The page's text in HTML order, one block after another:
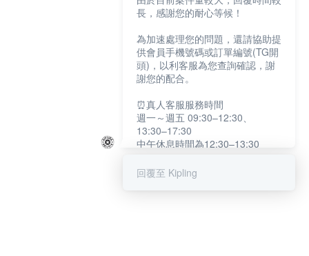
長，感謝您的耐心等候！
為加速處理您的問題，還請協助提
供會員手機號碼或訂單編號(TG開
頭)，以利客服為您查詢確認，謝
謝您的配合。
⏰真人客服服務時間
週一～週五 09:30–12:30、
13:30–17:30
中午休息時間為12:30–13:30
提醒您：系統會自動已讀訊息，如
回覆至 Kipling